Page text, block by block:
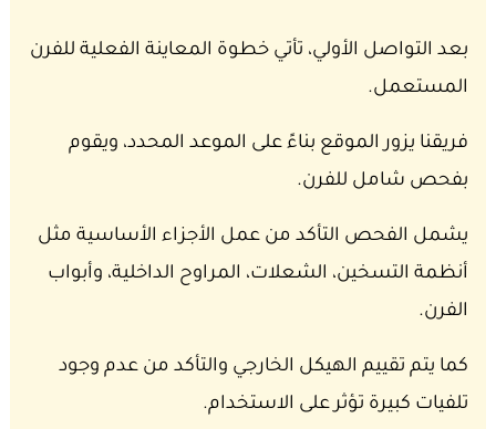
بعد التواصل الأولي، تأتي خطوة المعاينة الفعلية للفرن
المستعمل.
فريقنا يزور الموقع بناءً على الموعد المحدد، ويقوم
بفحص شامل للفرن.
يشمل الفحص التأكد من عمل الأجزاء الأساسية مثل
أنظمة التسخين، الشعلات، المراوح الداخلية، وأبواب
الفرن.
كما يتم تقييم الهيكل الخارجي والتأكد من عدم وجود
تلفيات كبيرة تؤثر على الاستخدام.